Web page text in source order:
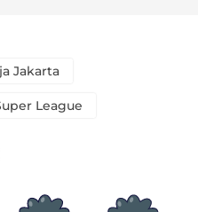
Jakarta
League